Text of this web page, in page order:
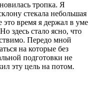
тропка. Я
стекала небольшая
время я держал в уме
здесь стало ясно, что
Передо мной
на которые без
подготовки не
эту цель на потом.